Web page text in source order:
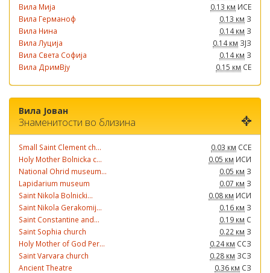
Вила Мија
0.13 км ИСЕ
Вила Германоф
0.13 км З
Вила Нина
0.14 км З
Вила Луција
0.14 км ЗЈЗ
Вила Света Софија
0.14 км З
Вила ДримВју
0.15 км СЕ
Вила Јован
Знаменитости во близина
Small Saint Clement ch... 0.03 км ССЕ
Holy Mother Bolnicka c...
0.05 км ИСИ
National Ohrid museum...
0.05 км З
Lapidarium museum
0.07 км З
Saint Nikola Bolnicki...
0.08 км ИСИ
Saint Nikola Gerakomij...
0.16 км З
Saint Constantine and...
0.19 км С
Saint Sophia church
0.22 км З
Holy Mother of God Per...
0.24 км ССЗ
Saint Varvara church
0.28 км ЗСЗ
Ancient Theatre
0.36 км СЗ